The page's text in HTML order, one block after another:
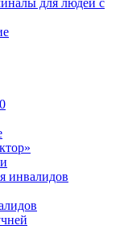
для людей с
инвалидов